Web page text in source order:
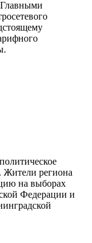
Жители региона
на выборах
Федерации и